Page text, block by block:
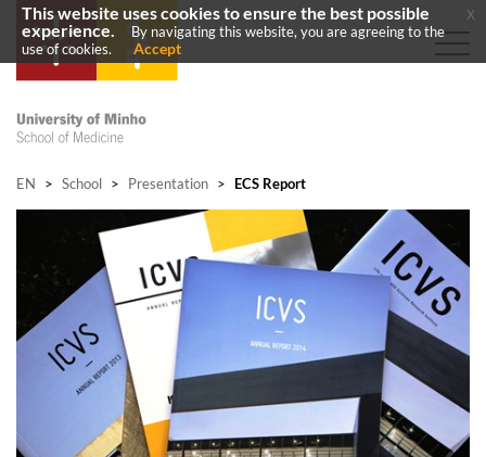
EN > School > Presentation > ECS Report
This website uses cookies to ensure the best possible
experience.
By navigating this website, you are agreeing to the
use of cookies.
Accept
x